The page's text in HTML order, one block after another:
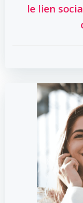
le lien